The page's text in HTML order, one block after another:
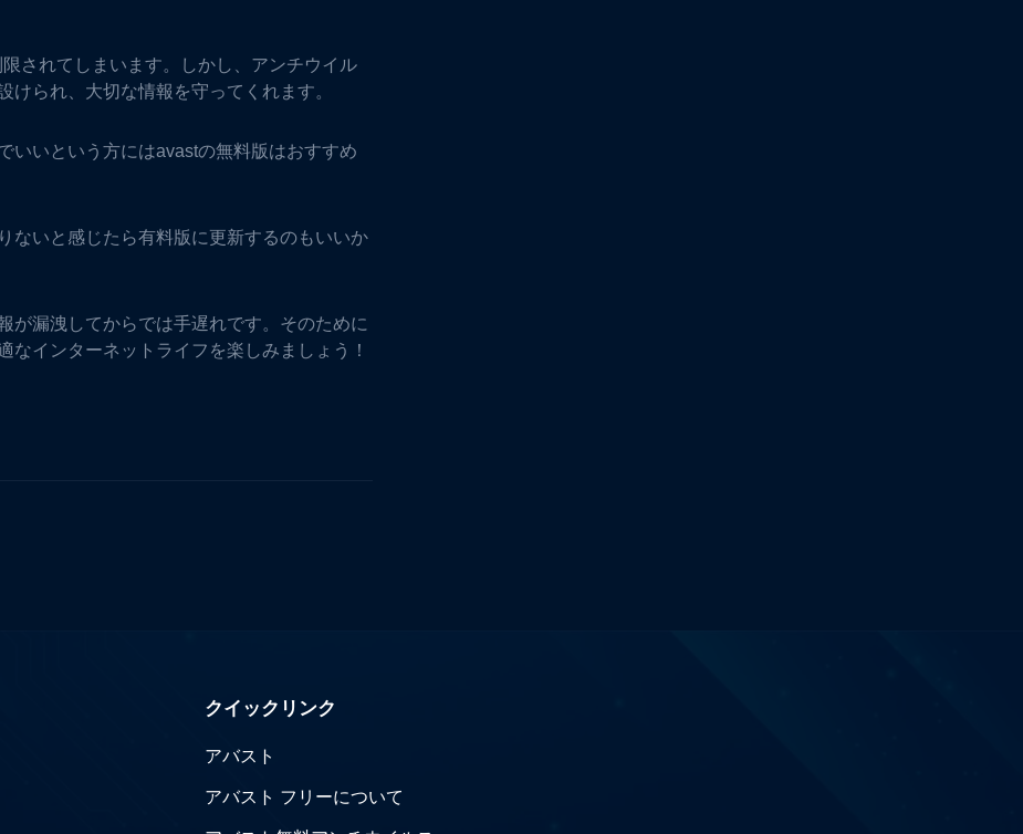
されてしまいます。しかし、アンチウイル
られ、大切な情報を守ってくれます。
いいという方にはavastの無料版はおすすめ
ないと感じたら有料版に更新するのもいいか
が漏洩してからでは手遅れです。そのために
なインターネットライフを楽しみましょう！
クイックリンク
アバスト
アバスト フリーについて